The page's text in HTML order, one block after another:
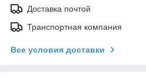
Доставка почтой
Транспортная компания
Все условия доставки